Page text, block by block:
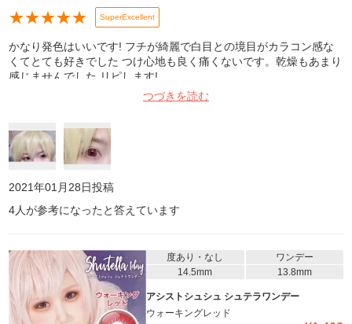
★★★★★ SuperExcellent
かなり発色はいいです! フチが綺麗で白目との境目がカラコン感な
くてとても好きでした つけ心地も良く痛くないです。乾燥もあまり
感じませんでした リピします!
つづきを読む
2021年01月28日投稿
4人が参考になったと答えています
度あり・なし
ワンデー
14.5mm
13.8mm
アシストシュシュ シュテラワンデー
ウォーキングレッド